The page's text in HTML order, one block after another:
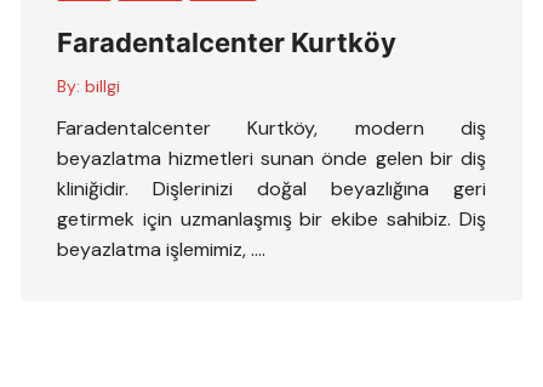
Faradentalcenter Kurtköy
By: billgi
Faradentalcenter Kurtköy, modern diş
beyazlatma hizmetleri sunan önde gelen bir diş
kliniğidir. Dişlerinizi doğal beyazlığına geri
getirmek için uzmanlaşmış bir ekibe sahibiz. Diş
beyazlatma işlemimiz, ….